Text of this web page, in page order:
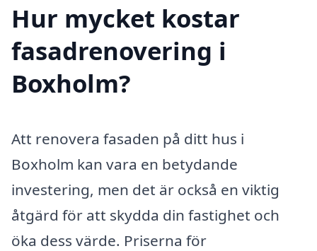
Hur mycket kostar
fasadrenovering i
Boxholm?
Att renovera fasaden på ditt hus i
Boxholm kan vara en betydande
investering, men det är också en viktig
åtgärd för att skydda din fastighet och
öka dess värde. Priserna för